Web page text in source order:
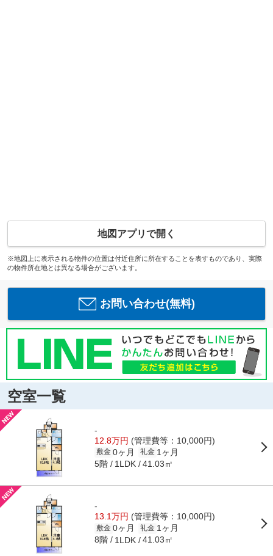
地図アプリで開く
※地図上に表示される物件の位置は付近住所に所在することを表すものであり、実際
の物件所在地とは異なる場合がございます。
お問い合わせ(無料)
空室一覧
-
12.8万円 (管理費等：10,000円)
敷金 0ヶ月 礼金 1ヶ月
5階 1LDK 41.03㎡
-
13.1万円 (管理費等：10,000円)
敷金 0ヶ月 礼金 1ヶ月
8階 1LDK 41.03㎡